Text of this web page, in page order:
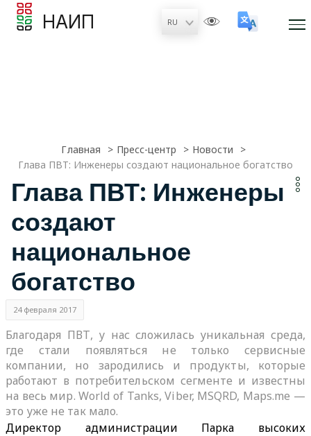
НАИП
Главная Пресс-центр
Новости
Глава ПВТ: Инженеры создают национальное богатство
Глава ПВТ: Инженеры
создают
национальное
богатство
24 февраля 2017
Благодаря ПВТ, у нас сложилась уникальная среда,
где стали появляться не только сервисные
компании, но зародились и продукты, которые
работают в потребительском сегменте и известны
на весь мир. World of Tanks, Viber, MSQRD, Maps.me —
это уже не так мало.
Директор администрации Парка высоких